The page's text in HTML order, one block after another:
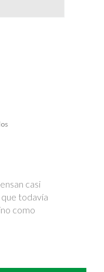
casi
todavía
como